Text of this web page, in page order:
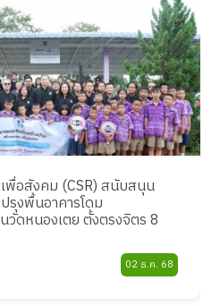
พื่อสังคม (CSR) สนับสนุน
งพื้นอาคารโดม
วัดหนองเตย ตั้งตรงจิตร 8
02 ธ.ค. 68